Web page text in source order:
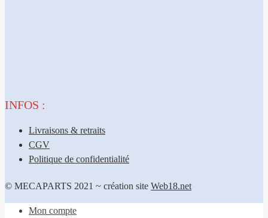
INFOS :
Livraisons & retraits
CGV
Politique de confidentialité
© MECAPARTS 2021 ~ création site Web18.net
Mon compte